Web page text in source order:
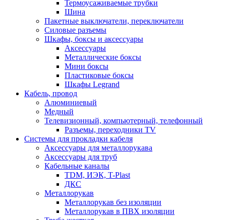
Термоусаживаемые трубки
Шина
Пакетные выключатели, переключатели
Силовые разъемы
Шкафы, боксы и аксессуары
Аксессуары
Металлические боксы
Мини боксы
Пластиковые боксы
Шкафы Legrand
Кабель, провод
Алюминиевый
Медный
Телевизионный, компьютерный, телефонный
Разъемы, переходники TV
Системы для прокладки кабеля
Аксессуары для металлорукава
Аксессуары для труб
Кабельные каналы
TDM, ИЭК, T-Plast
ДКС
Металлорукав
Металлорукав без изоляции
Металлорукав в ПВХ изоляции